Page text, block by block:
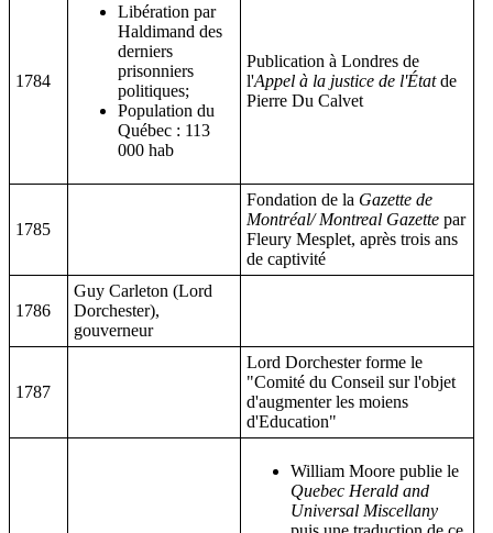
1784
Libération par
Haldimand des
derniers
prisonniers
politiques;
Population du
Québec : 113
000 hab
Publication à Londres de
l'Appel à la justice de l'Étatde
Pierre Du Calvet
1785
Fondation de la Gazette de
Montréal/ Montreal Gazette par
Fleury Mesplet, après trois ans
de captivité
1786
Guy Carleton (Lord
Dorchester),
gouverneur
1787
Lord Dorchester forme le
"Comité du Conseil sur l'objet
d'augmenter les moiens
d'Education"
William Moore publie le
Quebec Herald and
Universal Miscellany